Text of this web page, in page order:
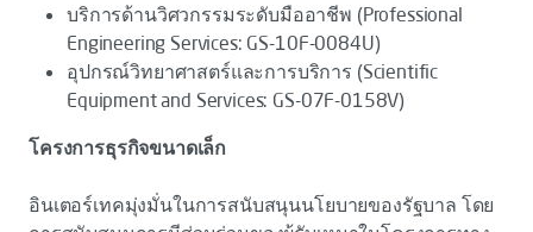
บริการด้านวิศวกรรมระดับมืออาชีพ (Professional
Engineering Services: GS-10F-0084U)
อุปกรณ์วิทยาศาสตร์และการบริการ (Scientific
Equipment and Services: GS-07F-0158V)
โครงการธุรกิจขนาดเล็ก
อินเตอร์เทคมุ่งมั่นในการสนับสนุนนโยบายของรัฐบาล โดย